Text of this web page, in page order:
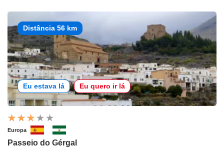
Distância 56 km
Eu estava lá Eu quero ir lá
Europa
Passeio do Gérgal